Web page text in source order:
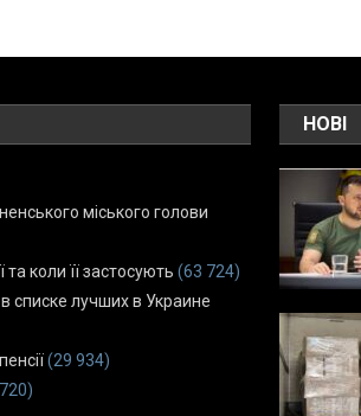
міського голови
коли її застосують (63 724)
списке лучших в Украине
(29 934)
НОВІ